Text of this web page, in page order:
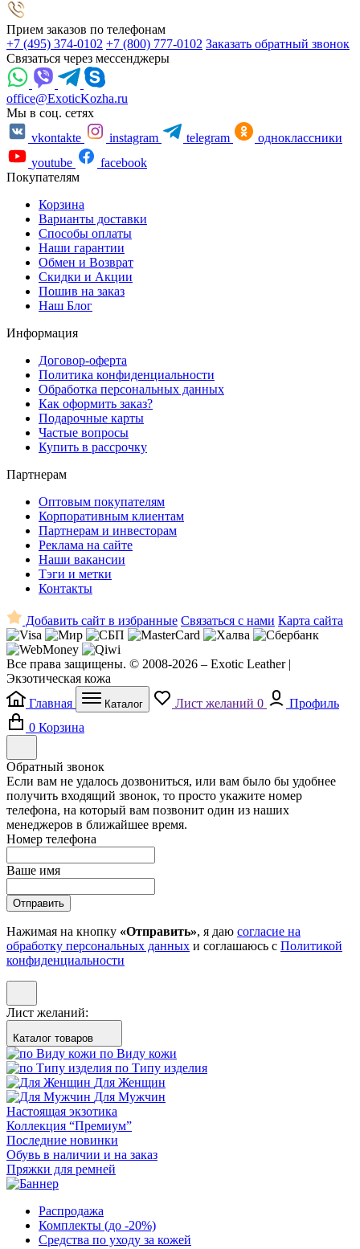
Прием заказов по телефонам
+7 (495) 374-0102 +7 (800) 777-0102 Заказать обратный звонок
Связаться через мессенджеры
office@ExoticKozha.ru
Мы в соц. сетях
vkontakte
instagram telegram
одноклассники
youtube
facebook
Покупателям
Корзина
Варианты доставки
Способы оплаты
Наши гарантии
Обмен и Возврат
Скидки и Акции
Пошив на заказ
Наш Блог
Информация
Договор-оферта
Политика конфиденциальности
Обработка персональных данных
Как оформить заказ?
Подарочные карты
Частые вопросы
Купить в рассрочку
Партнерам
Оптовым покупателям
Корпоративным клиентам
Партнерам и инвесторам
Реклама на сайте
Наши вакансии
Тэги и метки
Контакты
Добавить сайт в избранные Связаться с нами Карта сайта
Все права защищены. © 2008-2026 – Exotic Leather |
Экзотическая кожа
Главная
Каталог Лист желаний 0
Профиль
0 Корзина
Обратный звонок
Если вам не удалось дозвониться, или вам было бы удобнее
получить входящий звонок, то просто укажите номер
телефона, на который вам позвонит один из наших
менеджеров в ближайшее время.
Номер телефона
Ваше имя
Отправить
Нажимая на кнопку «Отправить», я даю согласие на
обработку персональных данных и соглашаюсь с Политикой
конфиденциальности
Лист желаний:
Каталог товаров
по Виду кожи
по Типу изделия
Для Женщин
Для Мужчин
Настоящая экзотика
Коллекция “Премиум”
Последние новинки
Обувь в наличии и на заказ
Пряжки для ремней
Распродажа
Комплекты (до -20%)
Средства по уходу за кожей